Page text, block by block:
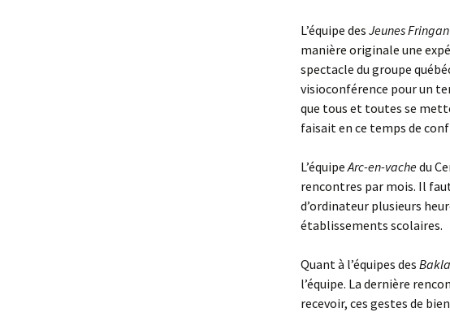
L’équipe des Jeunes
manière originale une
spectacle du groupe
visioconférence pour un
que tous et toutes se
faisait en ce temps de
L’équipeArc-en-vachedu
rencontres par mois. Il
d’ordinateur plusieurs
établissements scolaires.
Quant à l’équipes des
l’équipe. La dernière
recevoir, ces gestes de